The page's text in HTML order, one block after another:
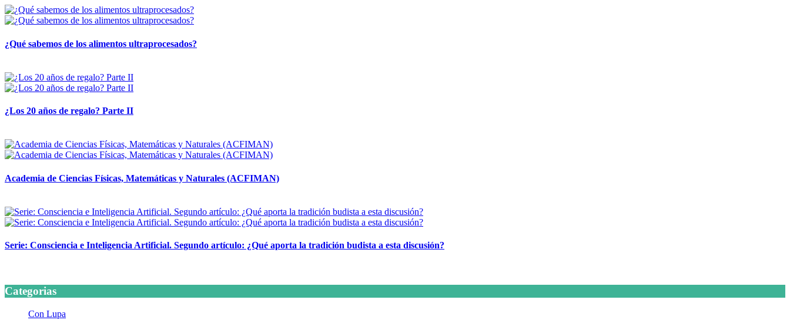
¿Qué sabemos de los alimentos ultraprocesados?
¿Los 20 años de regalo? Parte II
Academia de Ciencias Físicas, Matemáticas y Naturales (ACFIMAN)
Serie: Consciencia e Inteligencia Artificial. Segundo artículo: ¿Qué aporta la tradición budista a esta discusión?
Categorias
Con Lupa